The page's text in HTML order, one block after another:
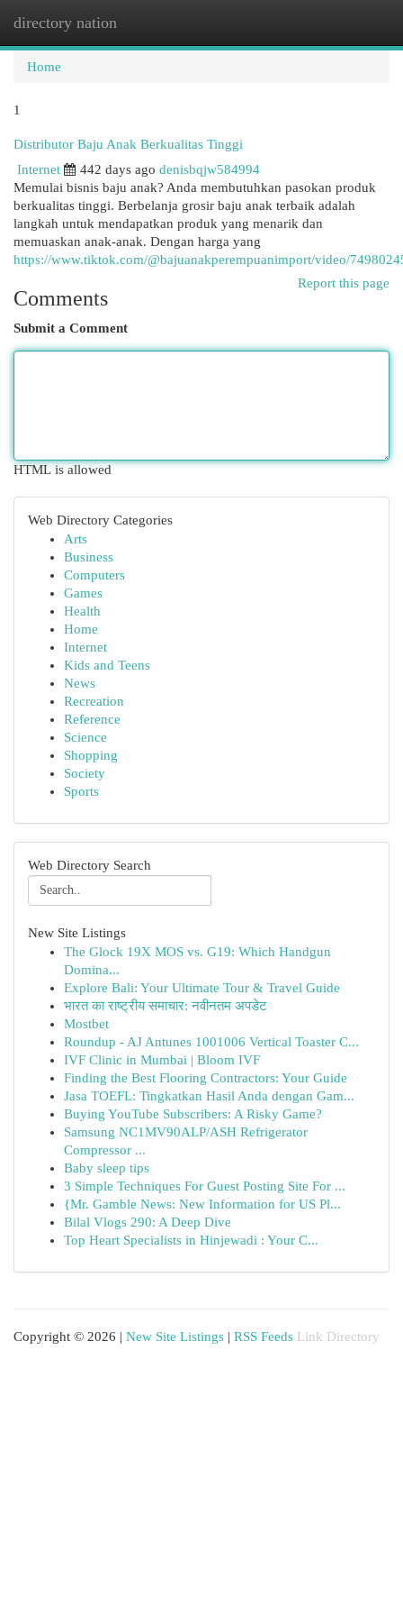
directory nation
Home
1
Distributor Baju Anak Berkualitas Tinggi
Internet
442 days ago denisbqjw584994
Memulai bisnis baju anak? Anda membutuhkan pasokan produk
berkualitas tinggi. Berbelanja grosir baju anak terbaik adalah
langkah untuk mendapatkan produk yang menarik dan
memuaskan anak-anak. Dengan harga yang
https://www.tiktok.com/@bajuanakperempuanimport/video/
Report this page
Comments
Submit a Comment
HTML is allowed
Web Directory Categories
Arts
Business
Computers
Games
Health
Home
Internet
Kids and Teens
News
Recreation
Reference
Science
Shopping
Society
Sports
Web Directory Search
New Site Listings
The Glock 19X MOS vs. G19: Which Handgun
Domina...
Explore Bali: Your Ultimate Tour & Travel Guide
भारत का राष्ट्रीय समाचार: नवीनतम अपडेट
Mostbet
Roundup - AJ Antunes 1001006 Vertical Toaster C...
IVF Clinic in Mumbai | Bloom IVF
Finding the Best Flooring Contractors: Your Guide
Jasa TOEFL: Tingkatkan Hasil Anda dengan Gam...
Buying YouTube Subscribers: A Risky Game?
Samsung NC1MV90ALP/ASH Refrigerator
Compressor ...
Baby sleep tips
3 Simple Techniques For Guest Posting Site For ...
{Mr. Gamble News: New Information for US Pl...
Bilal Vlogs 290: A Deep Dive
Top Heart Specialists in Hinjewadi : Your C...
Copyright © 2026 | New Site Listings | RSS Feeds Link Directory